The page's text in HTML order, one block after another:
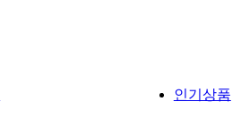
인기상품